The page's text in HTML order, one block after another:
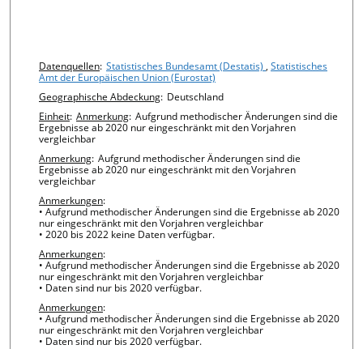
Chart details
Datenquellen: Statistisches Bundesamt (Destatis) , Statistisches
Amt der Europäischen Union (Eurostat)
Geographische Abdeckung: Deutschland
Einheit: Anmerkung: Aufgrund methodischer Änderungen sind die
Ergebnisse ab 2020 nur eingeschränkt mit den Vorjahren
vergleichbar
Anmerkung: Aufgrund methodischer Änderungen sind die
Ergebnisse ab 2020 nur eingeschränkt mit den Vorjahren
vergleichbar
Anmerkungen:
• Aufgrund methodischer Änderungen sind die Ergebnisse ab 2020
nur eingeschränkt mit den Vorjahren vergleichbar
• 2020 bis 2022 keine Daten verfügbar.
Anmerkungen:
• Aufgrund methodischer Änderungen sind die Ergebnisse ab 2020
nur eingeschränkt mit den Vorjahren vergleichbar
• Daten sind nur bis 2020 verfügbar.
Anmerkungen:
• Aufgrund methodischer Änderungen sind die Ergebnisse ab 2020
nur eingeschränkt mit den Vorjahren vergleichbar
• Daten sind nur bis 2020 verfügbar.